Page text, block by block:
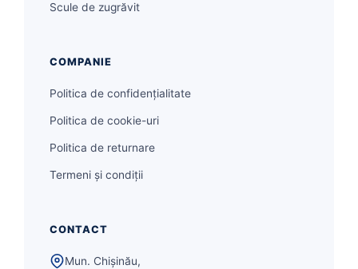
Scule de zugrăvit
COMPANIE
Politica de confidențialitate
Politica de cookie-uri
Politica de returnare
Termeni și condiții
CONTACT
Mun. Chișinău,